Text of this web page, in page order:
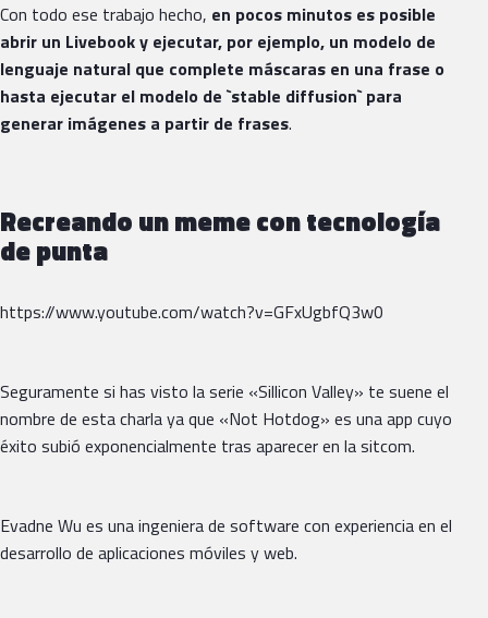
Con todo ese trabajo hecho, en pocos minutos es posible
abrir un Livebook y ejecutar, por ejemplo, un modelo de
lenguaje natural que complete máscaras en una frase o
hasta ejecutar el modelo de `stable diffusion` para
generar imágenes a partir de frases.
Recreando un meme con tecnología
de punta
https://www.youtube.com/watch?v=GFxUgbfQ3w0
Seguramente si has visto la serie «Sillicon Valley» te suene el
nombre de esta charla ya que «Not Hotdog» es una app cuyo
éxito subió exponencialmente tras aparecer en la sitcom.
Evadne Wu es una ingeniera de software con experiencia en el
desarrollo de aplicaciones móviles y web.